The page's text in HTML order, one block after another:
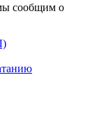
сообщим о